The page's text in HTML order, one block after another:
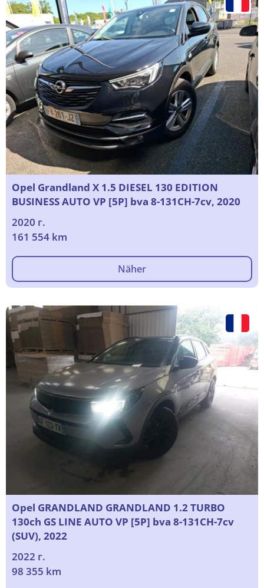
Opel Grandland X 1.5 DIESEL 130 EDITION
BUSINESS AUTO VP [5P] bva 8-131CH-7cv, 2020
2020 г.
161 554 km
Näher
Opel GRANDLAND GRANDLAND 1.2 TURBO
130ch GS LINE AUTO VP [5P] bva 8-131CH-7cv
(SUV), 2022
2022 г.
98 355 km